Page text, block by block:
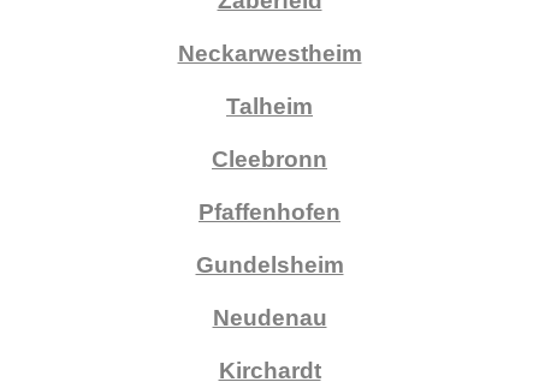
Neckarwestheim
Talheim
Cleebronn
Pfaffenhofen
Gundelsheim
Neudenau
Kirchardt